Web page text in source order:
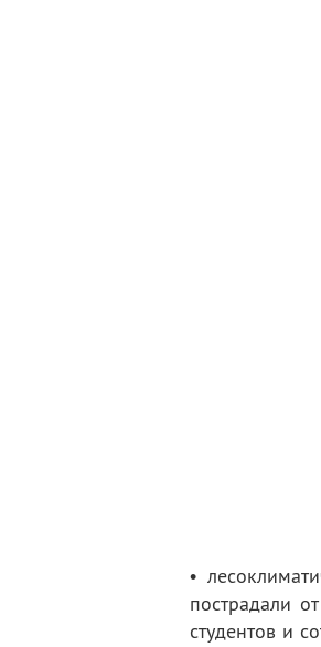
•
пострадали
студентов и